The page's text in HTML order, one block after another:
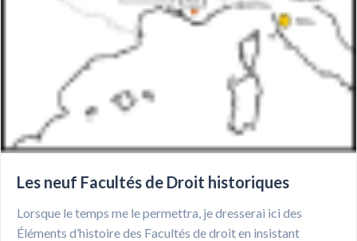
Les neuf Facultés de Droit historiques
Lorsque le temps me le permettra, je dresserai ici des
Éléments d’histoire des Facultés de droit en insistant